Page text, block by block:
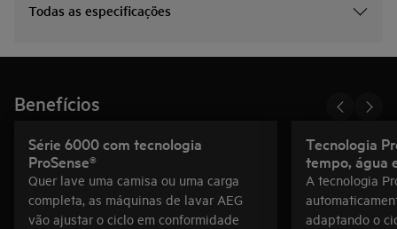
Todas as especificações
Benefícios
Série 6000 com tecnologia
ProSense®
Quer lave uma camisa ou uma carga
completa, as máquinas de lavar AEG
vão ajustar o ciclo em conformidade
Tecnologia
tempo, água
A tecnologia
adaptando o